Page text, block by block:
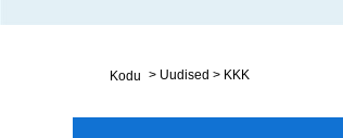
Kodu > Uudised > KKK